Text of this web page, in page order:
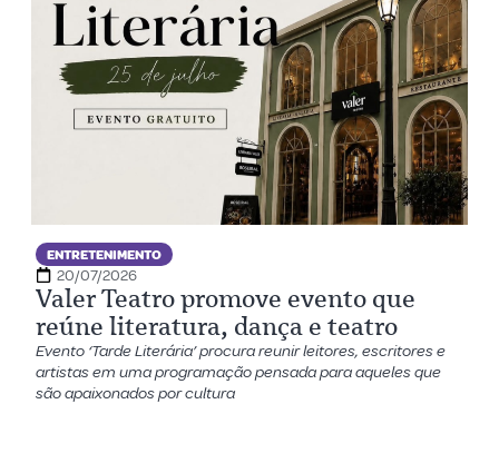
ENTRETENIMENTO
20/07/2026
Valer Teatro promove evento que
reúne literatura, dança e teatro
Evento ‘Tarde Literária’ procura reunir leitores, escritores e
artistas em uma programação pensada para aqueles que
são apaixonados por cultura